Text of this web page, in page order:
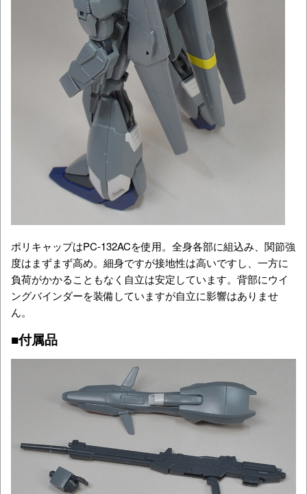
ポリキャップはPC-132ACを使用。全身各部に組込み、関節強
度はまずまず高め。細身ですが接地性は高いですし、一方に
負荷がかかることもなく自立は安定しています。背部にウイ
ングバインダーを装備していますが自立に影響はありませ
ん。
■付属品